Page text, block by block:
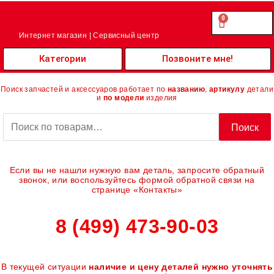
Перейти
Интернет магазин | Сервисный центр
0.00
0
Cart
Категории Позвоните мне!
Поиск запчастей и аксессуаров работает по названию артикулу детали
и по модели изделия
Поиск
Если вы не нашли нужную вам деталь, запросите обратный
звонок, или воспользуйтесь формой обратной связи на
странице «Контакты»
8 (499) 473-90-03
В текущей ситуации наличие и цену деталей нужно уточнять